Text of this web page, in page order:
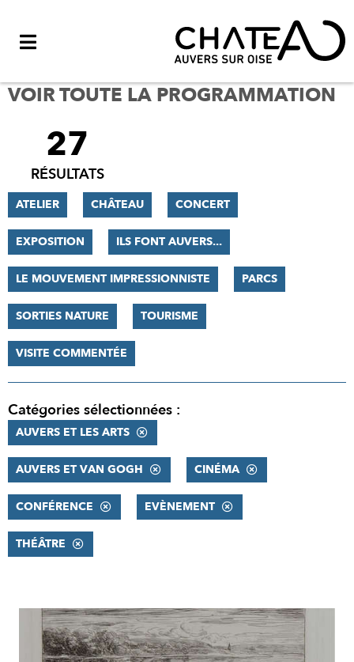
VOIR TOUTE LA PROGRAMMATION
FILTRER
RÉSULTATS
27
RÉSULTATS
ATELIER CHÂTEAU CONCERT
EXPOSITION ILS FONT AUVERS...
LE MOUVEMENT IMPRESSIONNISTE PARCS
SORTIES NATURE TOURISME
VISITE COMMENTÉE
Catégories sélectionnées :
AUVERS ET LES ARTS
AUVERS ET VAN GOGH CINÉMA
CONFÉRENCE EVÈNEMENT
THÉÂTRE
RÉSULTATS